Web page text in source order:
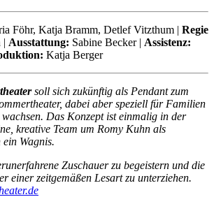
Föhr, Katja Bramm, Detlef Vitzthum | Regie
| Ausstattung: Sabine Becker | Assistenz:
Katja Berger
soll sich zukünftig als Pendant zum
dabei aber speziell für Familien
Das Konzept ist einmalig in der
kreative Team um Romy Kuhn als
Wagnis.
Zuschauer zu begeistern und die
einer zeitgemäßen Lesart zu unterziehen.